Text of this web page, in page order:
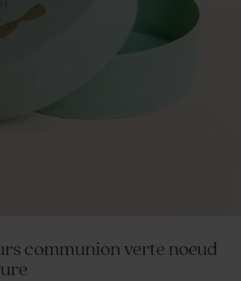
communion verte noeud